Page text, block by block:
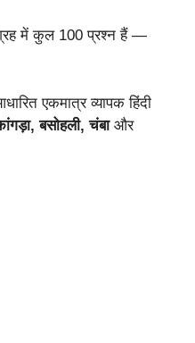
में कुल 100 प्रश्न हैं —
एकमात्र व्यापक हिंदी
बसोहली, चंबा और